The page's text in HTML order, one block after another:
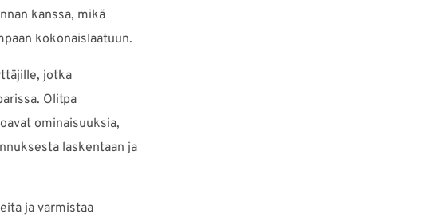
kanssa, mikä
kokonaislaatuun.
jotka
Olitpa
ominaisuuksia,
laskentaan ja
ja varmistaa